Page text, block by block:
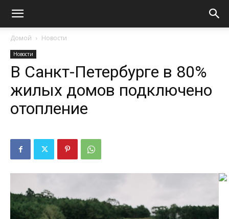
Домой Новости
Новости
В Санкт-Петербурге в 80%
жилых домов подключено
отопление